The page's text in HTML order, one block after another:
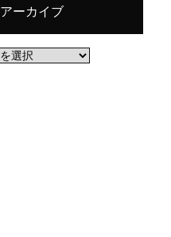
アーカイブ